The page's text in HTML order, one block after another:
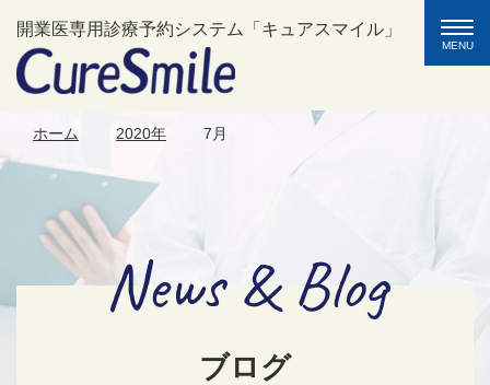
開業医専用診療予約システム「キュアスマイル」
ホーム 2020年 7月
ブログ
News & Blog
toggle
MENU